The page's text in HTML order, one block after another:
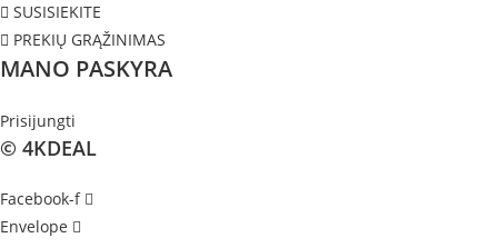
SUSISIEKITE
PREKIŲ GRĄŽINIMAS
MANO PASKYRA
Prisijungti
© 4KDEAL
Facebook-f
Envelope